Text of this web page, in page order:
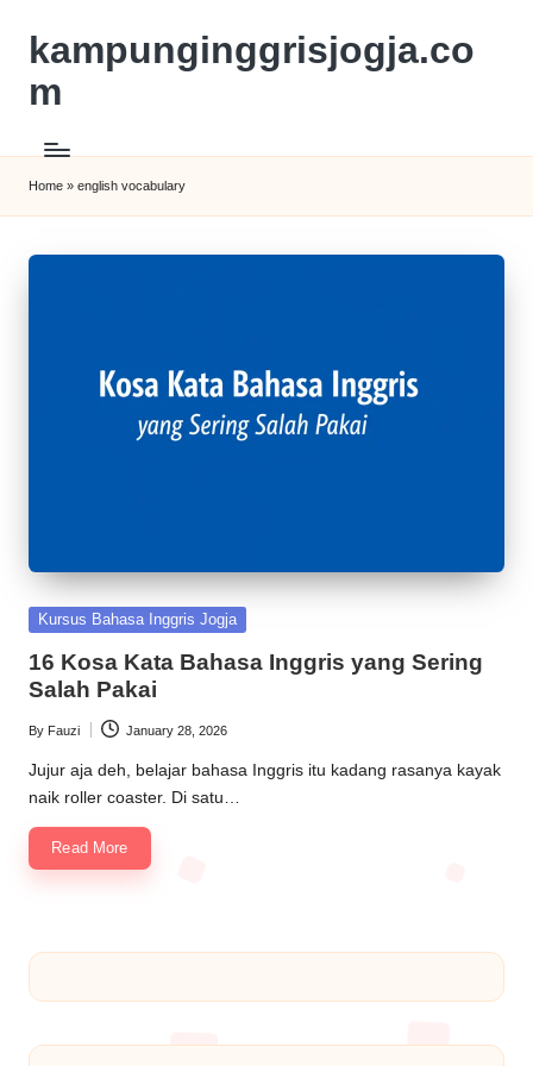
kampunginggrisjogja.co
m
Home » english vocabulary
Kursus Bahasa Inggris Jogja
16 Kosa Kata Bahasa Inggris yang Sering
Salah Pakai
By Fauzi January 28, 2026
Jujur aja deh, belajar bahasa Inggris itu kadang rasanya kayak
naik roller coaster. Di satu…
Read More